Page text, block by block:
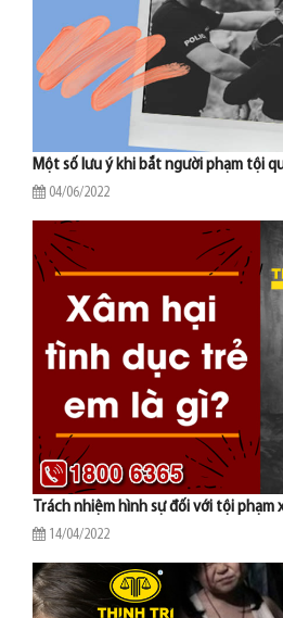
Một số lưu ý khi bắt người phạm tội
04/06/2022
Trách nhiệm hình sự đối với tội
14/04/2022